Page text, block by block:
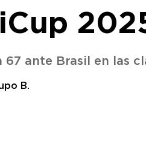
ante Brasil en las